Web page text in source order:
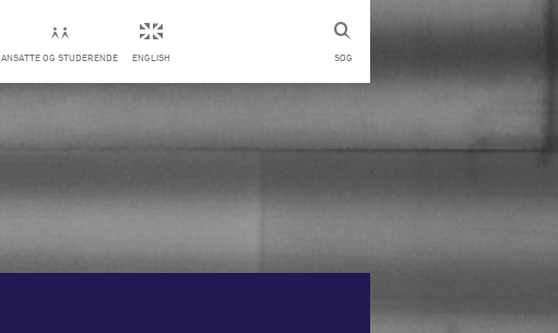
SØG
ANSATTE OG STUDERENDE ENGLISH